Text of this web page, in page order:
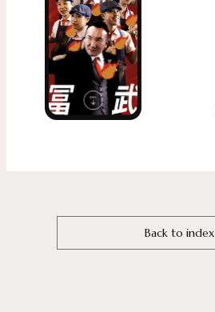
Back to index